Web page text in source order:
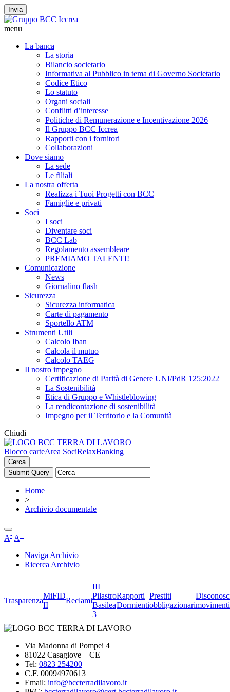
Invia
menu
La banca
La storia
Bilancio societario
Informativa al Pubblico in tema di Governo Societario
Codice Etico
Lo statuto
Organi sociali
Conflitti d’interesse
Politiche di Remunerazione e Incentivazione 2026
Il Gruppo BCC Iccrea
Rapporti con i fornitori
Collaborazioni
Dove siamo
La sede
Le filiali
La nostra offerta
Realizza i Tuoi Progetti con BCC
Famiglie e privati
Soci
I soci
Diventare soci
BCC Lab
Regolamento assembleare
PREMIAMO TALENTI!
Comunicazione
News
Giornalino flash
Sicurezza
Sicurezza informatica
Carte di pagamento
Sportello ATM
Strumenti Utili
Calcolo Iban
Calcola il mutuo
Calcolo TAEG
Il nostro impegno
Certificazione di Parità di Genere UNI/PdR 125:2022
La Sostenibilità
Etica di Gruppo e Whistleblowing
La rendicontazione di sostenibilità
Impegno per il Territorio e la Comunità
Chiudi
Blocco carteArea SociRelaxBanking
Cerca
Home
>
Archivio documentale
A- A+
Naviga Archivio
Ricerca Archivio
Trasparenza
MiFID
II
Reclami
III
Pilastro
Basilea
3
Rapporti
Dormienti
Prestiti
obbligazionarimovimenti
Via Madonna di Pompei 4
81022 Casagiove – CE
Tel: 0823 254200
C.F. 00094970613
Email: info@bccterradilavoro.it